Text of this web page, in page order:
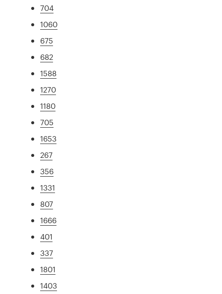
704
1060
675
682
1588
1270
1180
705
1653
267
356
1331
807
1666
401
337
1801
1403